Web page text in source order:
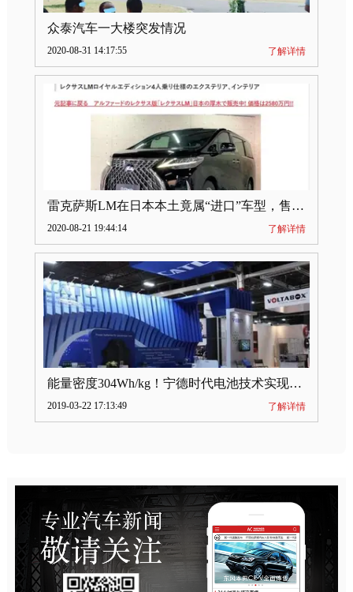
众泰汽车一大楼突发情况
2020-08-31 14:17:55 了解详情
雷克萨斯LM在日本本土竟属“进口”车型，售价2580万日元
2020-08-21 19:44:14 了解详情
能量密度304Wh/kg！宁德时代电池技术实现突破
2019-03-22 17:13:49 了解详情